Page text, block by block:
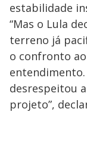
estabilidade
“Mas o Lula
terreno já
o confronto
desrespeitou
projeto”,